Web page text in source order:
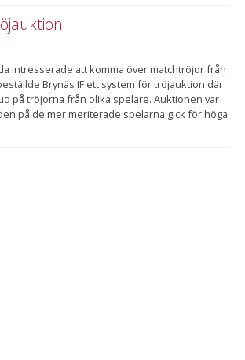
intresserade att komma över matchtröjor från
Brynäs IF ett system för tröjauktion där
på tröjorna från olika spelare. Auktionen var
på de mer meriterade spelarna gick för höga